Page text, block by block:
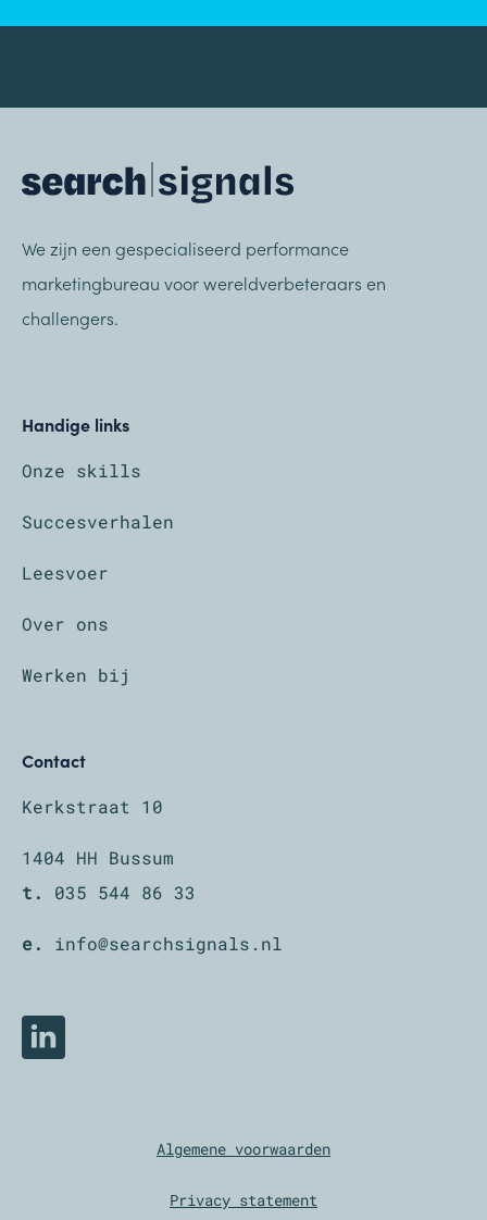
We zijn een gespecialiseerd performance
marketingbureau voor wereldverbeteraars en
challengers.
Handige links
Onze skills
Succesverhalen
Leesvoer
Over ons
Werken bij
Contact
Kerkstraat 10
1404 HH Bussum
t.
035 544 86 33
e. info@searchsignals.nl
LinkedIn
Algemene voorwaarden
Privacy statement